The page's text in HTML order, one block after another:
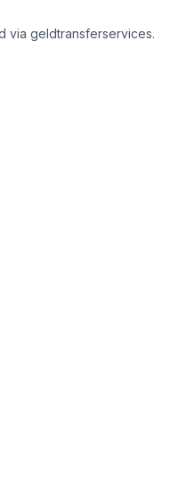
via geldtransferservices.